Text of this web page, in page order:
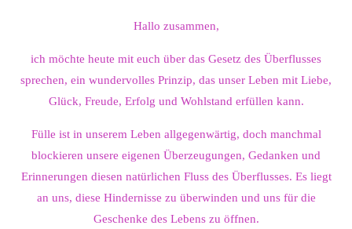
s
Hallo zusammen,
ich möchte heute mit euch über das Gesetz des Überflusses
sprechen, ein wundervolles Prinzip, das unser Leben mit Liebe,
Glück, Freude, Erfolg und Wohlstand erfüllen kann.
Fülle ist in unserem Leben allgegenwärtig, doch manchmal
blockieren unsere eigenen Überzeugungen, Gedanken und
Erinnerungen diesen natürlichen Fluss des Überflusses. Es liegt
an uns, diese Hindernisse zu überwinden und uns für die
Geschenke des Lebens zu öffnen.